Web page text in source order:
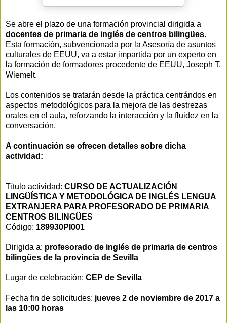
Se abre el plazo de una formación provincial dirigida a
docentes de primaria de inglés de centros bilingües.
Esta formación, subvencionada por la Asesoría de asuntos
culturales de EEUU, va a estar impartida por un experto en
la formación de formadores procedente de EEUU, Joseph T.
Wiemelt.
Los contenidos se tratarán desde la práctica centrándos en
aspectos metodológicos para la mejora de las destrezas
orales en el aula, reforzando la interacción y la fluidez en la
conversación.
A continuación se ofrecen detalles sobre dicha
actividad:
Título actividad: CURSO DE ACTUALIZACIÓN
LINGÜÍSTICA Y METODOLÓGICA DE INGLÉS LENGUA
EXTRANJERA PARA PROFESORADO DE PRIMARIA
CENTROS BILINGÜES
Código: 189930PI001
Dirigida a: profesorado de inglés de primaria de centros
bilingües de la provincia de Sevilla
Lugar de celebración: CEP de Sevilla
Fecha fin de solicitudes: jueves 2 de noviembre de 2017 a
las 10:00 horas